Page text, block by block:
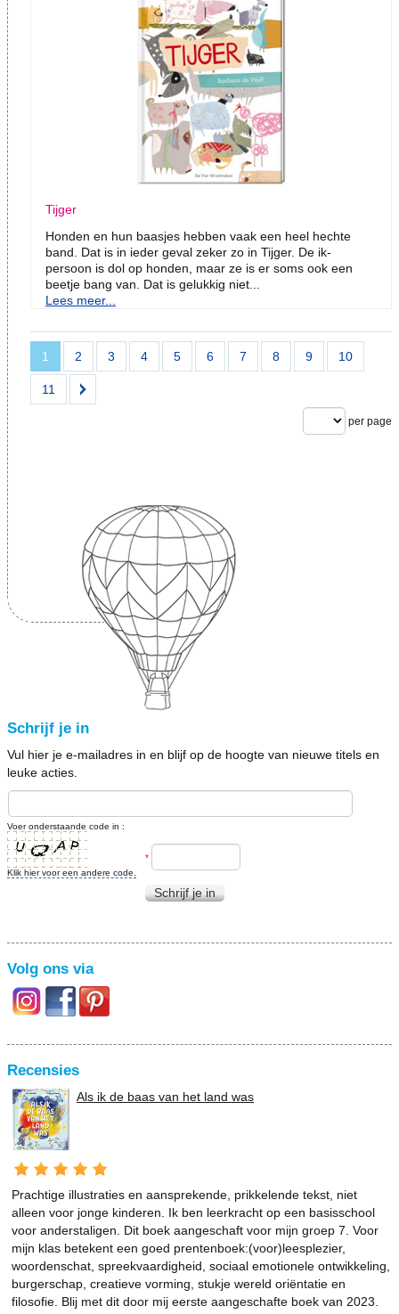
Tijger
Honden en hun baasjes hebben vaak een heel hechte
band. Dat is in ieder geval zeker zo in Tijger. De ik-
persoon is dol op honden, maar ze is er soms ook een
beetje bang van. Dat is gelukkig niet...
Lees meer...
1 2 3 4 5 6 7 8 9 10
11
per page
Schrijf je in
Vul hier je e-mailadres in en blijf op de hoogte van nieuwe titels en
leuke acties.
Voer onderstaande code in :
Klik hier voor een andere code.
*
Schrijf je in
Volg ons via
Recensies
Als ik de baas van het land was
Prachtige illustraties en aansprekende, prikkelende tekst, niet
alleen voor jonge kinderen. Ik ben leerkracht op een basisschool
voor anderstaligen. Dit boek aangeschaft voor mijn groep 7. Voor
mijn klas betekent een goed prentenboek:(voor)leesplezier,
woordenschat, spreekvaardigheid, sociaal emotionele ontwikkeling,
burgerschap, creatieve vorming, stukje wereld oriëntatie en
filosofie. Blij met dit door mij eerste aangeschafte boek van 2023.